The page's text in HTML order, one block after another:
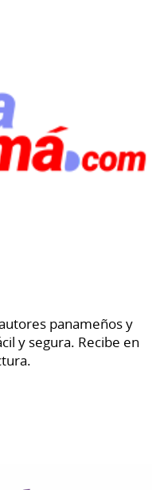
panameños y
y segura. Recibe en